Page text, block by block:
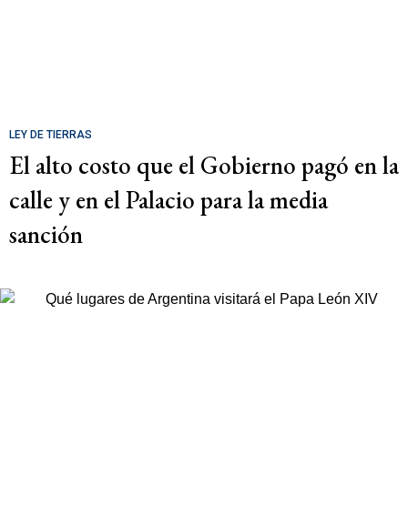
LEY DE TIERRAS
El alto costo que el Gobierno pagó en la
calle y en el Palacio para la media
sanción